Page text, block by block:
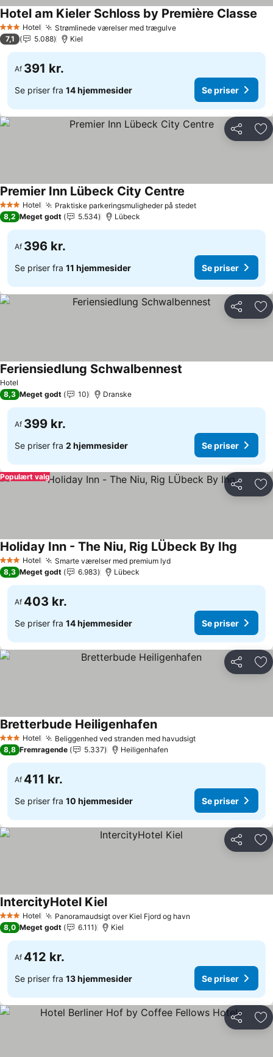
3 StjernerHotel Strømlinede værelser med trægulve
Hotel am Kieler Schloss by Première Classe
7,1 5.088 Kiel
Af 391 kr.
Se priser fra 14 hjemmesider Se priser
Del
3 StjernerHotel Praktiske parkeringsmuligheder på stedet
Premier Inn Lübeck City Centre
8,2 Meget godt 5.534 Lübeck
Af 396 kr.
Se priser fra 11 hjemmesider Se priser
Del
Hotel
Feriensiedlung Schwalbennest
8,3 Meget godt 10 Dranske
Af 399 kr.
Se priser fra 2 hjemmesider Se priser
Del
Populært valg
3 StjernerHotel Smarte værelser med premium lyd
Holiday Inn - The Niu, Rig LÜbeck By Ihg
8,3 Meget godt 6.983 Lübeck
Af 403 kr.
Se priser fra 14 hjemmesider Se priser
Del
3 StjernerHotel Beliggenhed ved stranden med havudsigt
Bretterbude Heiligenhafen
8,8 Fremragende 5.337 Heiligenhafen
Af 411 kr.
Se priser fra 10 hjemmesider Se priser
Del
3 StjernerHotel Panoramaudsigt over Kiel Fjord og havn
IntercityHotel Kiel
8,0 Meget godt 6.111 Kiel
Af 412 kr.
Se priser fra 13 hjemmesider Se priser
Del